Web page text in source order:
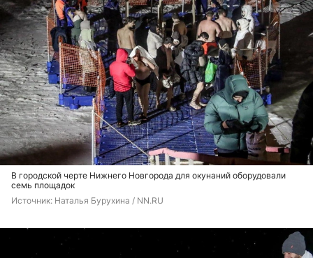
В городской черте Нижнего Новгорода для окунаний оборудовали
семь площадок
Источник: Наталья Бурухина / NN.RU